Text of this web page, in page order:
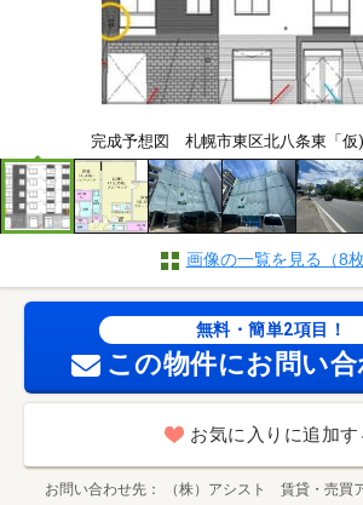
完成予想図 札幌市東区北八条東「仮)
画像の一覧を見る（8枚
無料・簡単2項目！
この物件にお問い
お気に入りに追加す
お問い合わせ先 （株）アシスト 賃貸・売買